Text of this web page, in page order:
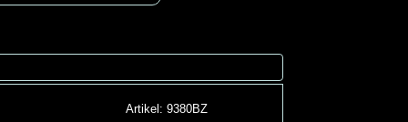
Artikel: 9380BZ